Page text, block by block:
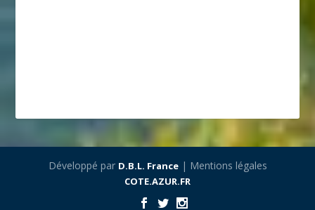
Développé par D.B.L. France| Mentions légales
COTE.AZUR.FR